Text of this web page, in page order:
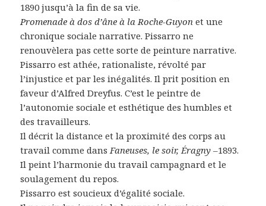
1890 jusqu’à la fin de sa vie.
Promenade à dos d’âne à la Roche-Guyonet une
chronique sociale narrative. Pissarro ne
renouvèlera pas cette sorte de peinture narrative.
Pissarro est athée, rationaliste, révolté par
l’injustice et par les inégalités. Il prit position en
faveur d’Alfred Dreyfus. C’est le peintre de
l’autonomie sociale et esthétique des humbles et
des travailleurs.
Il décrit la distance et la proximité des corps au
travail comme dansFaneuses, le soir, Éragny –1893.
Il peint l’harmonie du travail campagnard et le
soulagement du repos.
Pissarro est soucieux d’égalité sociale.